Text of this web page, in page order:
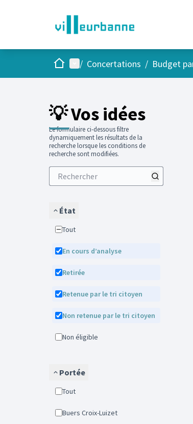
AccueilMenu principal
/ Concertations / Budget
💡 Vos idées
Le formulaire ci-dessous filtre
dynamiquement les résultats de la
recherche lorsque les conditions de
recherche sont modifiées.
État
Tout
En cours d’analyse
Retirée
Retenue par le tri citoyen
Non retenue par le tri citoyen
Non éligible
Portée
Tout
Buers Croix-Luizet